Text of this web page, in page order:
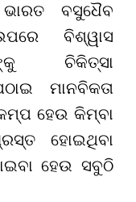
ବସୁଧୈବ
ବିଶ୍ୱାସ
ଚିକିତ୍ସା
ମାନବିକତା
ହେଉ କିମ୍ବା
ହୋଇଥିବା
ହେଉ ସବୁଠି